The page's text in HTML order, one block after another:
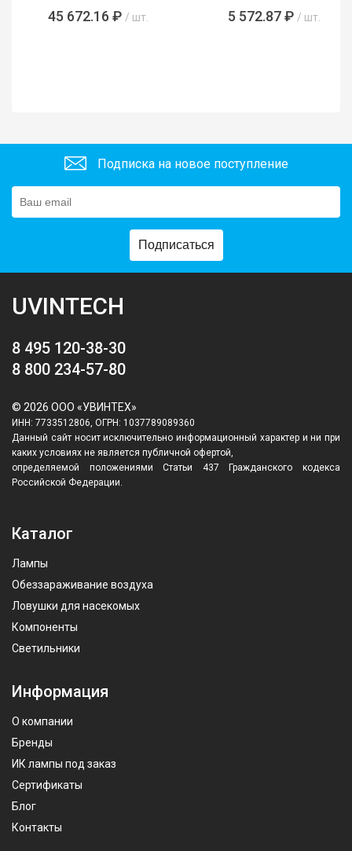
45 672.16 ₽ / шт. 5 572.87 ₽ / шт.
Подписка на новое поступление
Подписаться
UVINTECH
8 495 120-38-30
8 800 234-57-80
© 2026 ООО «УВИНТЕХ»
ИНН: 7733512806, ОГРН: 1037789089360
Данный сайт носит исключительно информационный характер и ни при
каких условиях не является публичной офертой,
определяемой положениями Статьи 437 Гражданского кодекса
Российской Федерации.
Каталог
Лампы
Обеззараживание воздуха
Ловушки для насекомых
Компоненты
Светильники
Информация
О компании
Бренды
ИК лампы под заказ
Сертификаты
Блог
Контакты